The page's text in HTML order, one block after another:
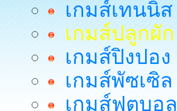
เกมส์เทนนิส
เกมส์ปลูกผัก
เกมส์ปิงปอง
เกมส์พัซเซิล
เกมส์ฟุตบอล